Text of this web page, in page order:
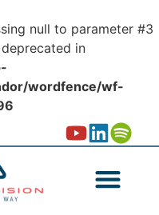
null to parameter #3
in
wordfence/wf-